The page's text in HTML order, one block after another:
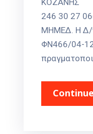
246 30 27
ΜΗΜΕΔ. Η Δ/
ΦΝ466/04-